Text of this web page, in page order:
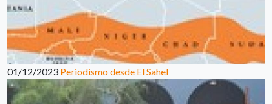
01/12/2023 Periodismo desde El Sahel